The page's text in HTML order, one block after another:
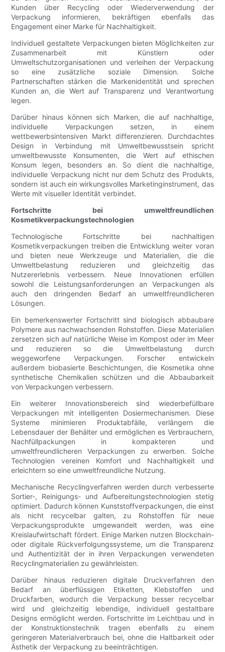
Kunden über Recycling oder Wiederverwendung der
Verpackung informieren, bekräftigen ebenfalls das
Engagement einer Marke für Nachhaltigkeit.
Individuell gestaltete Verpackungen bieten Möglichkeiten zur
Zusammenarbeit mit Künstlern oder
Umweltschutzorganisationen und verleihen der Verpackung
so eine zusätzliche soziale Dimension. Solche
Partnerschaften stärken die Markenidentität und sprechen
Kunden an, die Wert auf Transparenz und Verantwortung
legen.
Darüber hinaus können sich Marken, die auf nachhaltige,
individuelle Verpackungen setzen, in einem
wettbewerbsintensiven Markt differenzieren. Durchdachtes
Design in Verbindung mit Umweltbewusstsein spricht
umweltbewusste Konsumenten, die Wert auf ethischen
Konsum legen, besonders an. So dient die nachhaltige,
individuelle Verpackung nicht nur dem Schutz des Produkts,
sondern ist auch ein wirkungsvolles Marketinginstrument, das
Werte mit visueller Identität verbindet.
Fortschritte bei umweltfreundlichen
Kosmetikverpackungstechnologien
Technologische Fortschritte bei nachhaltigen
Kosmetikverpackungen treiben die Entwicklung weiter voran
und bieten neue Werkzeuge und Materialien, die die
Umweltbelastung reduzieren und gleichzeitig das
Nutzererlebnis verbessern. Neue Innovationen erfüllen
sowohl die Leistungsanforderungen an Verpackungen als
auch den dringenden Bedarf an umweltfreundlicheren
Lösungen.
Ein bemerkenswerter Fortschritt sind biologisch abbaubare
Polymere aus nachwachsenden Rohstoffen. Diese Materialien
zersetzen sich auf natürliche Weise im Kompost oder im Meer
und reduzieren so die Umweltbelastung durch
weggeworfene Verpackungen. Forscher entwickeln
außerdem biobasierte Beschichtungen, die Kosmetika ohne
synthetische Chemikalien schützen und die Abbaubarkeit
von Verpackungen verbessern.
Ein weiterer Innovationsbereich sind wiederbefüllbare
Verpackungen mit intelligenten Dosiermechanismen. Diese
Systeme minimieren Produktabfälle, verlängern die
Lebensdauer der Behälter und ermöglichen es Verbrauchern,
Nachfüllpackungen in kompakteren und
umweltfreundlicheren Verpackungen zu erwerben. Solche
Technologien vereinen Komfort und Nachhaltigkeit und
erleichtern so eine umweltfreundliche Nutzung.
Mechanische Recyclingverfahren werden durch verbesserte
Sortier-, Reinigungs- und Aufbereitungstechnologien stetig
optimiert. Dadurch können Kunststoffverpackungen, die einst
als nicht recycelbar galten, zu Rohstoffen für neue
Verpackungsprodukte umgewandelt werden, was eine
Kreislaufwirtschaft fördert. Einige Marken nutzen Blockchain-
oder digitale Rückverfolgungssysteme, um die Transparenz
und Authentizität der in ihren Verpackungen verwendeten
Recyclingmaterialien zu gewährleisten.
Darüber hinaus reduzieren digitale Druckverfahren den
Bedarf an überflüssigen Etiketten, Klebstoffen und
Druckfarben, wodurch die Verpackung besser recycelbar
wird und gleichzeitig lebendige, individuell gestaltbare
Designs ermöglicht werden. Fortschritte im Leichtbau und in
der Konstruktionstechnik tragen ebenfalls zu einem
geringeren Materialverbrauch bei, ohne die Haltbarkeit oder
Ästhetik der Verpackung zu beeinträchtigen.